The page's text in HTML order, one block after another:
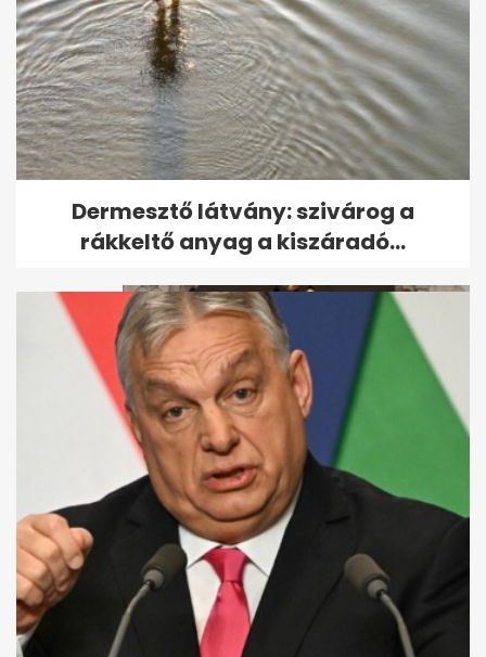
Bocsánatot kért Balog Zoltán
a bicskei áldozatoktól
Megválasztották Balog Zoltán
utódját a reformátusok -...
Dermesztő látvány: szivárog a
rákkeltő anyag a kiszáradó...